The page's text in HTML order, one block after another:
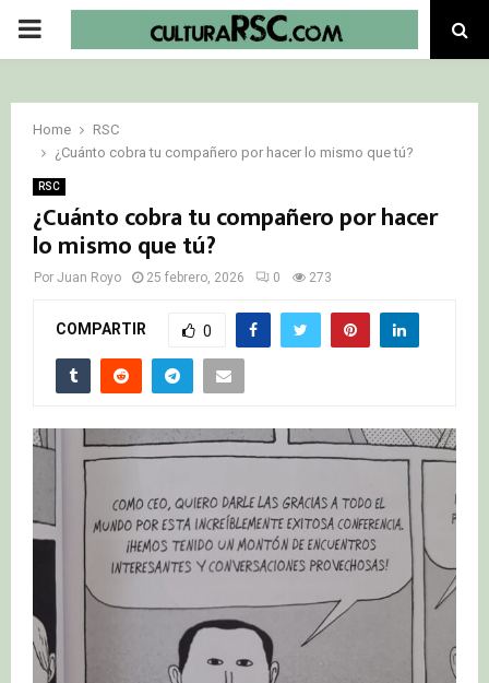
PRIMARY
Home
RSC
¿Cuánto cobra tu compañero por hacer lo mismo que tú?
RSC
¿Cuánto cobra tu compañero por hacer
lo mismo que tú?
Por Juan Royo 25 febrero, 2026 0 273
COMPARTIR 0